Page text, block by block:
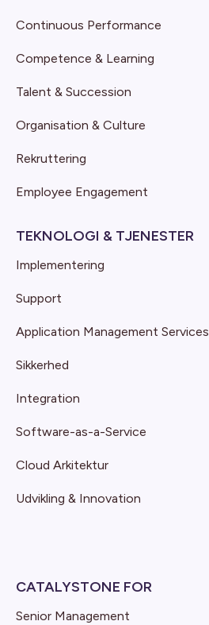
Continuous Performance
Competence & Learning
Talent & Succession
Organisation & Culture
Rekruttering
Employee Engagement
TEKNOLOGI & TJENESTER
Implementering
Support
Application Management Services
Sikkerhed
Integration
Software-as-a-Service
Cloud Arkitektur
Udvikling & Innovation
CATALYSTONE FOR
Senior Management